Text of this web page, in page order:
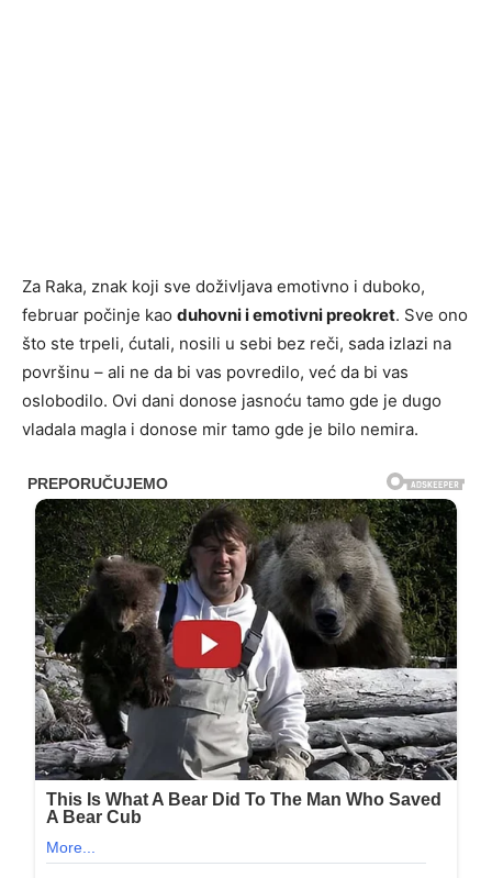
Za Raka, znak koji sve doživljava emotivno i duboko,
februar počinje kao duhovni i emotivni preokret. Sve ono
što ste trpeli, ćutali, nosili u sebi bez reči, sada izlazi na
površinu – ali ne da bi vas povredilo, već da bi vas
oslobodilo. Ovi dani donose jasnoću tamo gde je dugo
vladala magla i donose mir tamo gde je bilo nemira.